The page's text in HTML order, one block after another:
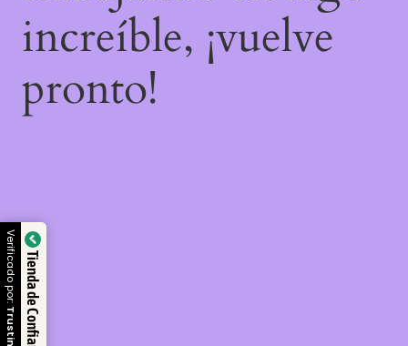
increíble, ¡vuelve
pronto!
Tienda de Confianza
Verificado por: